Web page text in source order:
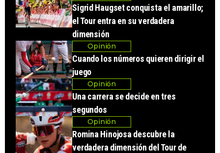
Sigrid Haugset conquista el amarillo;
el Tour entra en su verdadera
dimensión
Opinión
Cuando los números quieren dirigir el
juego
Opinión
Una carrera se decide en tres
segundos
Opinión
Romina Hinojosa descubre la
verdadera dimensión del Tour de